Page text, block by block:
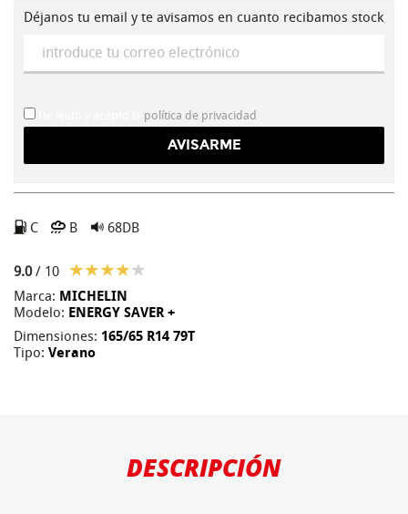
Déjanos tu email y te avisamos en cuanto recibamos stock
política de privacidad
C B 68DB
9.0/ 10
Marca: MICHELIN
Modelo: ENERGY SAVER +
Dimensiones: 165/65 R14 79T
Tipo: Verano
DESCRIPCIÓN